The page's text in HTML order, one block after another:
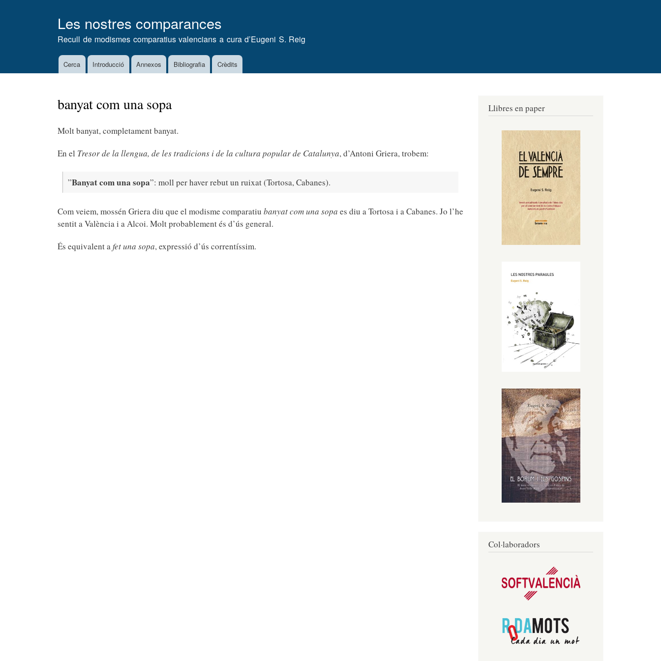
Les nostres comparances
Recull de modismes comparatius valencians a cura d’Eugeni S. Reig
MainCerca Introducció Annexos Bibliografia Crèdits
banyat com una sopa
Molt banyat, completament banyat.
En el Tresor de la llengua, de les tradicions i de la cultura popular de Catalunya, d’Antoni Griera, trobem:
”Banyat com una sopa”: moll per haver rebut un ruixat (Tortosa, Cabanes).
Com veiem, mossén Griera diu que el modisme comparatiu banyat com una sopa es diu a Tortosa i a Cabanes. Jo l’he
sentit a València i a Alcoi. Molt probablement és d’ús general.
És equivalent afet una sopa, expressió d’ús correntíssim.
Llibres en paper
Col·laboradors